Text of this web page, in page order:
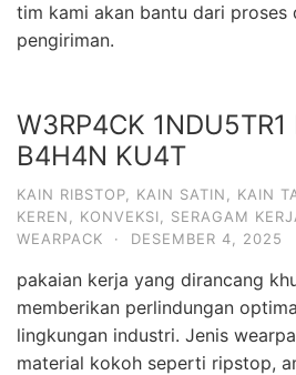
tim kami akan bantu dari proses
pengiriman.
W3RP4CK
B4H4N KU4T
KAIN RIBSTOP KAIN SATIN KAIN
KEREN
KONVEKSI SERAGAM
WEARPACK
· DESEMBER 4, 2025
pakaian kerja yang dirancang
memberikan perlindungan
lingkungan industri. Jenis
material kokoh seperti ripstop,